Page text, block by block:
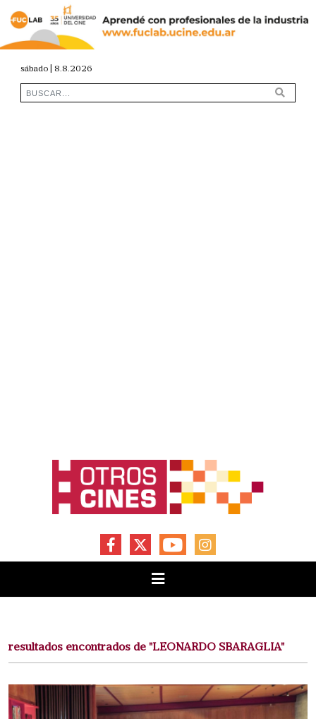
sábado | 8.8.2026
FACEBOOKYOUTUBEINSTAGRAM
resultados encontrados de "LEONARDO SBARAGLIA"